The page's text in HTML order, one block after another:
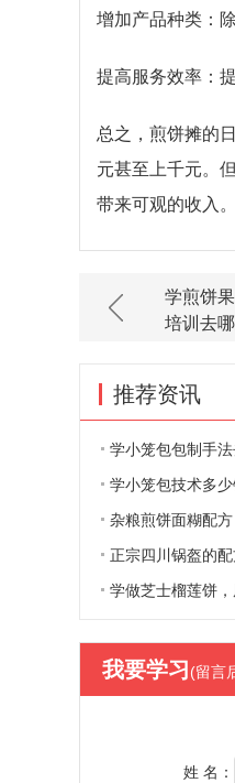
增加产品种类：
提高服务效率：
总之，煎饼摊的
元甚至上千元。
带来可观的收入。
学煎饼
培训去
推荐资讯
学小笼包包制手法去
学小笼包技术多少钱
杂粮煎饼面糊配方，
正宗四川锅盔的配方
学做芝士榴莲饼，厨
我要学习 (留言
姓 名：